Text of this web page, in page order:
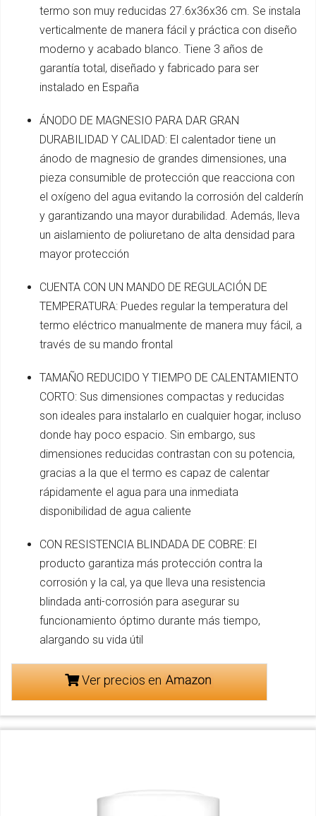
termo son muy reducidas 27.6x36x36 cm. Se instala
verticalmente de manera fácil y práctica con diseño
moderno y acabado blanco. Tiene 3 años de
garantía total, diseñado y fabricado para ser
instalado en España
ÁNODO DE MAGNESIO PARA DAR GRAN
DURABILIDAD Y CALIDAD: El calentador tiene un
ánodo de magnesio de grandes dimensiones, una
pieza consumible de protección que reacciona con
el oxígeno del agua evitando la corrosión del calderín
y garantizando una mayor durabilidad. Además, lleva
un aislamiento de poliuretano de alta densidad para
mayor protección
CUENTA CON UN MANDO DE REGULACIÓN DE
TEMPERATURA: Puedes regular la temperatura del
termo eléctrico manualmente de manera muy fácil, a
través de su mando frontal
TAMAÑO REDUCIDO Y TIEMPO DE CALENTAMIENTO
CORTO: Sus dimensiones compactas y reducidas
son ideales para instalarlo en cualquier hogar, incluso
donde hay poco espacio. Sin embargo, sus
dimensiones reducidas contrastan con su potencia,
gracias a la que el termo es capaz de calentar
rápidamente el agua para una inmediata
disponibilidad de agua caliente
CON RESISTENCIA BLINDADA DE COBRE: El
producto garantiza más protección contra la
corrosión y la cal, ya que lleva una resistencia
blindada anti-corrosión para asegurar su
funcionamiento óptimo durante más tiempo,
alargando su vida útil
Ver precios en